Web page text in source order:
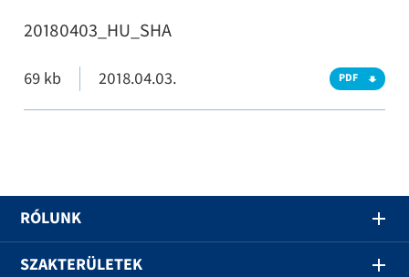
20180403_HU_SHA
69 kb 2018.04.03. PDF
RÓLUNK
SZAKTERÜLETEK